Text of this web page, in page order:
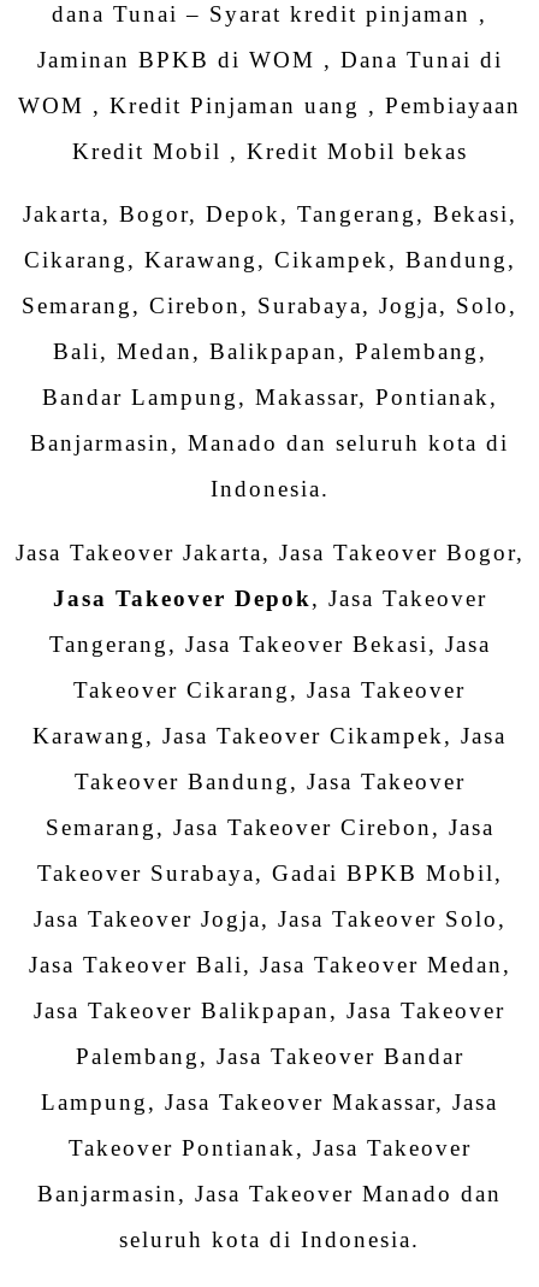
dana Tunai – Syarat kredit pinjaman ,
Jaminan BPKB di WOM , Dana Tunai di
WOM , Kredit Pinjaman uang , Pembiayaan
Kredit Mobil , Kredit Mobil bekas
Jakarta, Bogor, Depok, Tangerang, Bekasi,
Cikarang, Karawang, Cikampek, Bandung,
Semarang, Cirebon, Surabaya, Jogja, Solo,
Bali, Medan, Balikpapan, Palembang,
Bandar Lampung, Makassar, Pontianak,
Banjarmasin, Manado dan seluruh kota di
Indonesia.
Jasa Takeover Jakarta, Jasa Takeover Bogor,
Jasa Takeover Depok, Jasa Takeover
Tangerang, Jasa Takeover Bekasi, Jasa
Takeover Cikarang, Jasa Takeover
Karawang, Jasa Takeover Cikampek, Jasa
Takeover Bandung, Jasa Takeover
Semarang, Jasa Takeover Cirebon, Jasa
Takeover Surabaya, Gadai BPKB Mobil,
Jasa Takeover Jogja, Jasa Takeover Solo,
Jasa Takeover Bali, Jasa Takeover Medan,
Jasa Takeover Balikpapan, Jasa Takeover
Palembang, Jasa Takeover Bandar
Lampung, Jasa Takeover Makassar, Jasa
Takeover Pontianak, Jasa Takeover
Banjarmasin, Jasa Takeover Manado dan
seluruh kota di Indonesia.